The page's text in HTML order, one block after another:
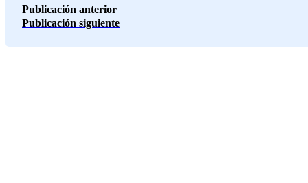
Publicación anterior
Publicación siguiente